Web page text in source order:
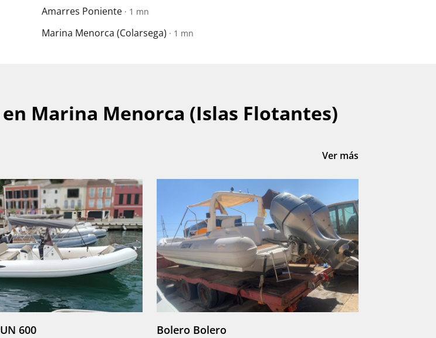
Amarres Poniente · 1 mn
Marina Menorca (Colarsega) · 1 mn
Marina Menorca (Islas Flotantes)
Ver más
600 Bolero Bolero